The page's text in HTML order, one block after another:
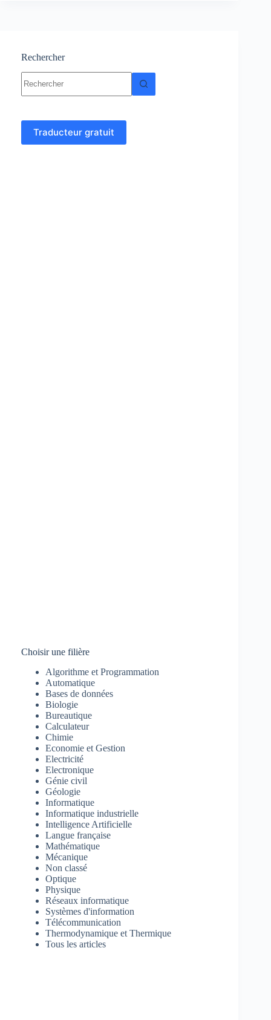
Rechercher
résultat
Traducteur gratuit
Choisir une filière
Algorithme et Programmation
Automatique
Bases de données
Biologie
Bureautique
Calculateur
Chimie
Economie et Gestion
Electricité
Electronique
Génie civil
Géologie
Informatique
Informatique industrielle
Intelligence Artificielle
Langue française
Mathématique
Mécanique
Non classé
Optique
Physique
Réseaux informatique
Systèmes d'information
Télécommunication
Thermodynamique et Thermique
Tous les articles